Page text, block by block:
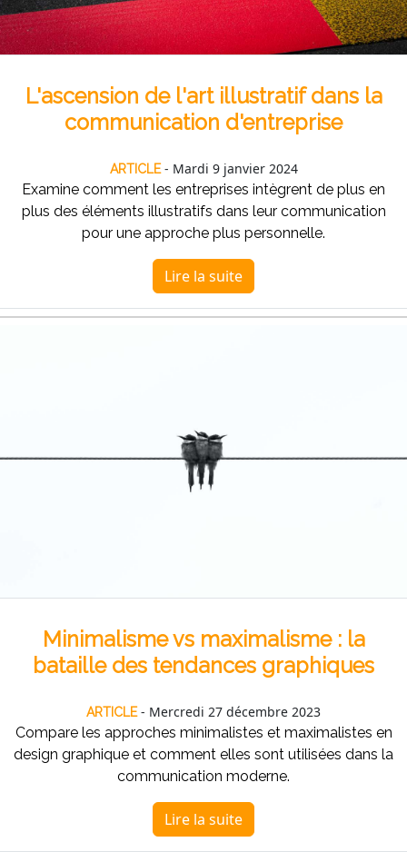
L'ascension de l'art illustratif dans la
communication d'entreprise
ARTICLE- Mardi 9 janvier 2024
Examine comment les entreprises intègrent de plus en
plus des éléments illustratifs dans leur communication
pour une approche plus personnelle.
Lire la suite
Minimalisme vs maximalisme : la
bataille des tendances graphiques
ARTICLE- Mercredi 27 décembre 2023
Compare les approches minimalistes et maximalistes en
design graphique et comment elles sont utilisées dans la
communication moderne.
Lire la suite